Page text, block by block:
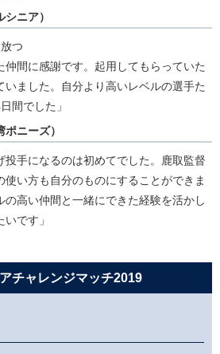
ニア）
つ
仲間に感謝です。起用してもらっていた
ました。自分より高いレベルの選手た
間でした」
ニーズ）
投手になるのは初めてでした。鹿取監督
使い方も自分のものにすることができま
の高い仲間と一緒にできた経験を活かし
です」
チャレンジマッチ2019